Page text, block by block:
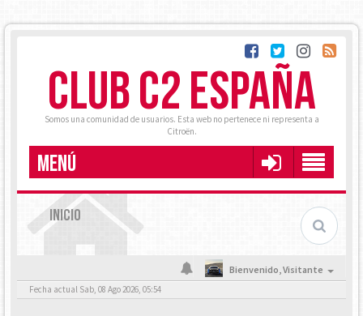
CLUB C2 ESPAÑA
Somos una comunidad de usuarios. Esta web no pertenece ni representa a
Citroën.
MENÚ
INICIO
Bienvenido,Visitante
Fecha actual Sab, 08 Ago 2026, 05:54